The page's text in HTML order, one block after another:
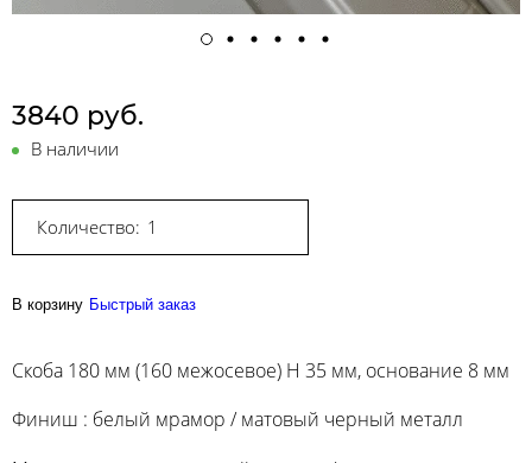
3840 руб.
В наличии
Количество:
В корзину Быстрый заказ
Скоба 180 мм (160 межосевое) H 35 мм, основание 8 мм
Финиш : белый мрамор / матовый черный металл